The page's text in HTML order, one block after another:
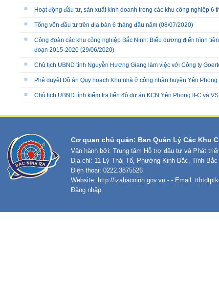
Hoạt động đầu tư, sản xuất kinh doanh trong các khu công nghiệp 6
Tổng vốn đầu tư trên địa bàn 6 tháng đầu năm (08/07/2020)
Công đoàn các khu công nghiệp Bắc Ninh: Biểu dương điển hình
đoạn 2015-2020 (29/06/2020)
Chủ tịch UBND tỉnh Nguyễn Hương Giang làm việc với Công ty
Phê duyệt Đồ án Quy hoạch Khu nhà ở công nhân huyện Yên Phong
Chủ tịch UBND tỉnh kiểm tra tiến độ dự án KCN Yên Phong II-C và
Cơ quan chủ quản: Ban Quản Lý Các Khu
Vận hành bởi: Trung tâm Hỗ trợ đầu tư và Phát
Địa chỉ: 11 Lý Thái Tổ, Phường Kinh Bắc, Tỉnh Bắc
Điện thoại: 0222.3875526
Website: http://izabacninh.gov.vn - - Email:
Đăng nhập